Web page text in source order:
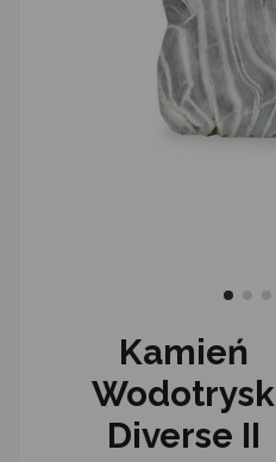
Kamień
Wodotrysk
Diverse II